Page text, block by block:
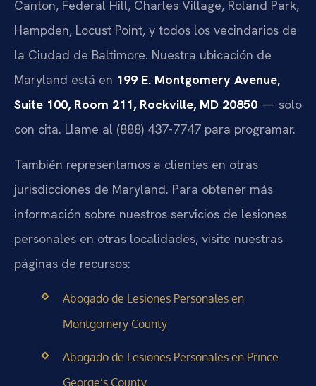
Canton, Federal Hill, Charles Village, Roland Park,
Hampden, Locust Point, y todos los vecindarios de
la Ciudad de Baltimore. Nuestra ubicación de
Maryland está en 199 E. Montgomery Avenue,
Suite 100, Room 211, Rockville, MD 20850 — solo
con cita. Llame al (888) 437-7747 para programar.
También representamos a clientes en otras
jurisdicciones de Maryland. Para obtener más
información sobre nuestros servicios de lesiones
personales en otras localidades, visite nuestras
páginas de recursos:
Abogado de Lesiones Personales en
Montgomery County
Abogado de Lesiones Personales en Prince
George’s County